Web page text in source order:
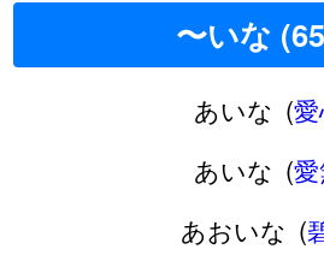
〜いな
あいな (
あいな (
あおいな (